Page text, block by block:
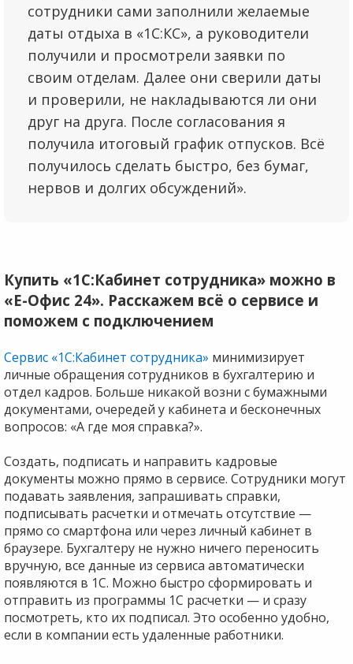
сотрудники сами заполнили желаемые
даты отдыха в «1С:КС», а руководители
получили и просмотрели заявки по
своим отделам. Далее они сверили даты
и проверили, не накладываются ли они
друг на друга. После согласования я
получила итоговый график отпусков. Всё
получилось сделать быстро, без бумаг,
нервов и долгих обсуждений».
Купить «1С:Кабинет сотрудника» можно в
«Е-Офис 24». Расскажем всё о сервисе и
поможем с подключением
Сервис «1С:Кабинет сотрудника» минимизирует
личные обращения сотрудников в бухгалтерию и
отдел кадров. Больше никакой возни с бумажными
документами, очередей у кабинета и бесконечных
вопросов: «А где моя справка?».
Создать, подписать и направить кадровые
документы можно прямо в сервисе. Сотрудники могут
подавать заявления, запрашивать справки,
подписывать расчетки и отмечать отсутствие —
прямо со смартфона или через личный кабинет в
браузере. Бухгалтеру не нужно ничего переносить
вручную, все данные из сервиса автоматически
появляются в 1С. Можно быстро сформировать и
отправить из программы 1С расчетки — и сразу
посмотреть, кто их подписал. Это особенно удобно,
если в компании есть удаленные работники.